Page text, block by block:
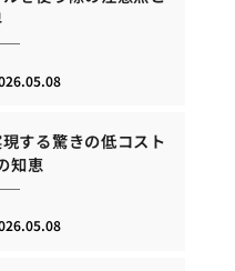
する驚きの低コスト
知恵